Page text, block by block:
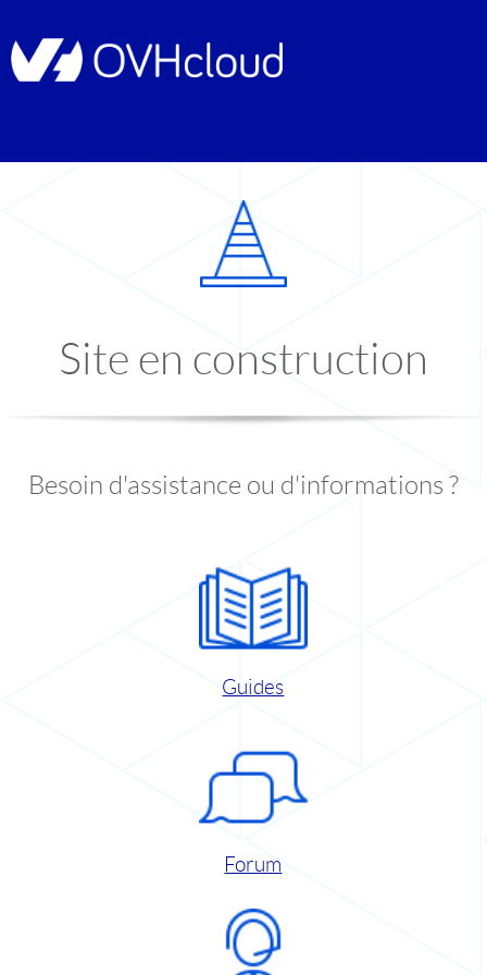
Site en construction
Besoin d'assistance ou d'informations ?
Guides
Forum